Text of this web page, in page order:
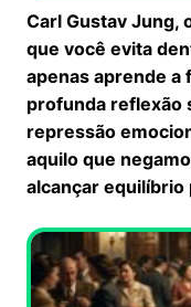
Carl Gustav Jung,
que você evita
apenas aprende a
profunda reflexão
repressão
aquilo que
alcançar equilíbrio